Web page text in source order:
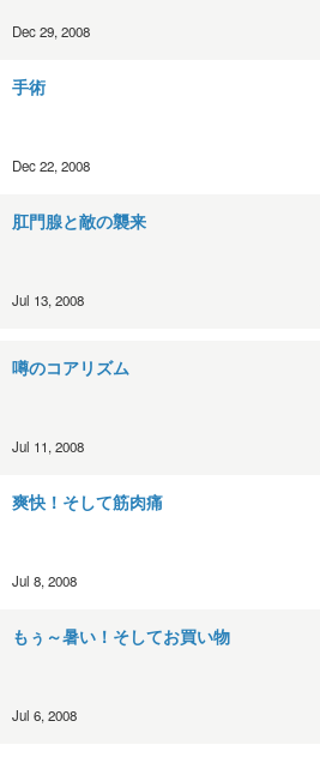
Dec 29, 2008
手術
Dec 22, 2008
肛門腺と敵の襲来
Jul 13, 2008
噂のコアリズム
Jul 11, 2008
爽快！そして筋肉痛
Jul 8, 2008
もぅ～暑い！そしてお買い物
Jul 6, 2008